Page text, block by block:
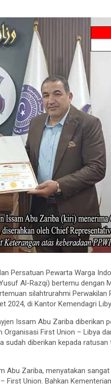
Persatuan Pewarta Warga
Al-Razqi) bertemu dengan
silahtrurahmi Perwakilan
2024, di Kantor Kemendagri
Issam Abu Zariba diberikan
First Union – Libya
sudah diberikan kepada
Abu Zariba, menyatakan
First Union. Bahkan